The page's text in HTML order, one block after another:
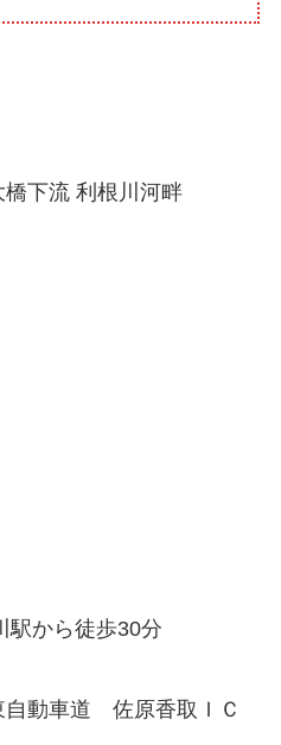
下流 利根川河畔
駅から徒歩30分
自動車道 佐原香取ＩＣ